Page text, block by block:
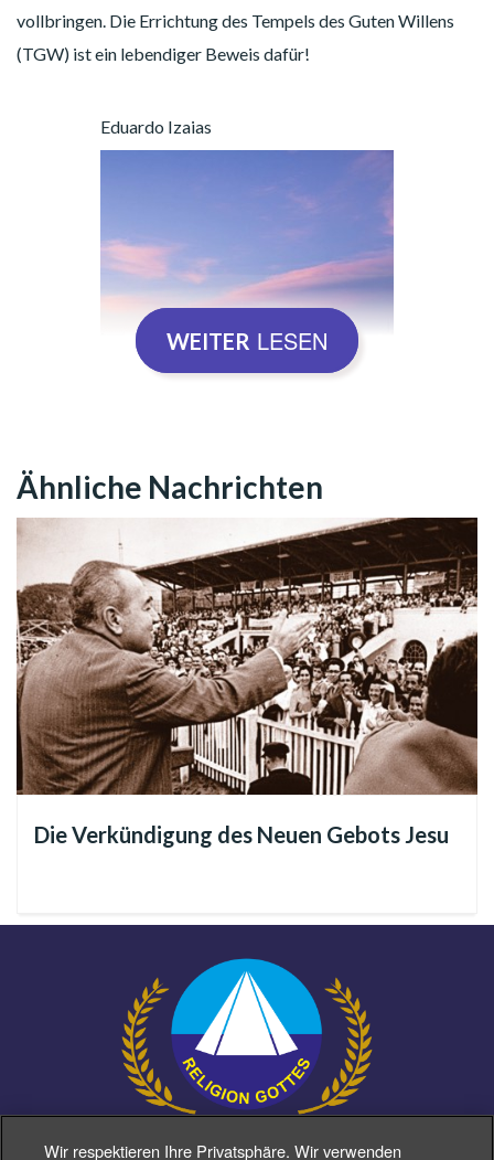
vollbringen. Die Errichtung des Tempels des Guten Willens
(TGW) ist ein lebendiger Beweis dafür!
Eduardo Izaias
Tempels des Guten Willens
In Zeiten mit einer tiefen Wirtschaftskrise in Brasilien wurde
das Monument mit der Hilfe der Bevölkerung errichtet,
welche die Herausforderung angenommen hatte eine
Umgebung des Friedens zu erbauen, die der Verbrüderung
untereinander gewidmet ist. Dieser Vorschlag wurde von
brasilianischen Stadt Belo Horizonte, im Bundesland Minas
Gerais öffentlich gemacht.
Von da an wurden zahlreiche Kampagnen und Aktivitäten zur
WEITER LESEN
Ähnliche Nachrichten
Die Verkündigung des Neuen Gebots Jesu
Wir respektieren Ihre Privatsphäre. Wir verwenden